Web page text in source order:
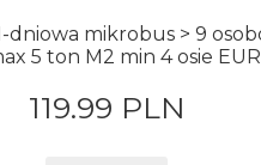
dniowa mikrobus > 9
5 ton M2 min 4 osie
119.99 PLN